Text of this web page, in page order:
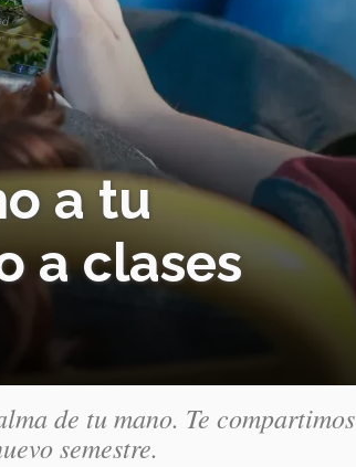
a tu
a clases
de tu mano. Te compartimos
semestre.